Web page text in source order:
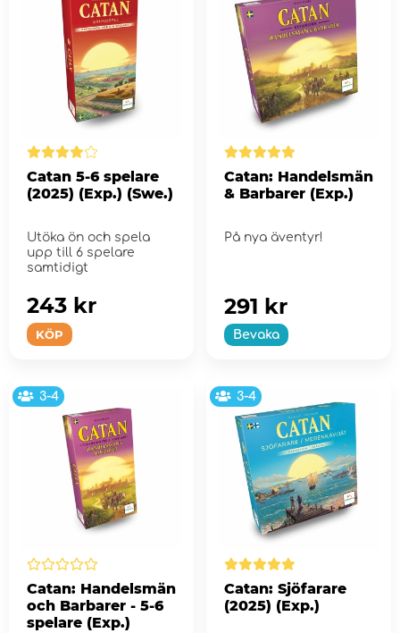
Catan 5-6 spelare
(2025) (Exp.) (Swe.)
Utöka ön och spela
upp till 6 spelare
samtidigt
KÖP
243 kr
Catan: Handelsmän
& Barbarer (Exp.)
På nya äventyr!
Bevaka
291 kr
3-4
Catan: Handelsmän
och Barbarer - 5-6
spelare (Exp.)
3-4
Catan: Sjöfarare
(2025) (Exp.)